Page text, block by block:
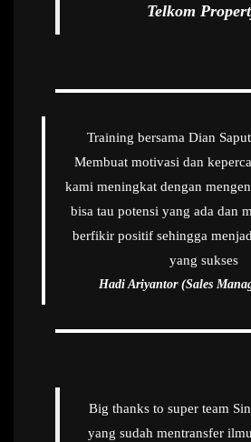
Telkom
Training bersama Dian
Membuat motivasi dan
kami meningkat dengan
bisa tau potensi yang ada dan
berfikir positif sehingga
yang sukses
Hadi Ariyantor (Sales
Big thanks to super team
yang sudah mentransfer